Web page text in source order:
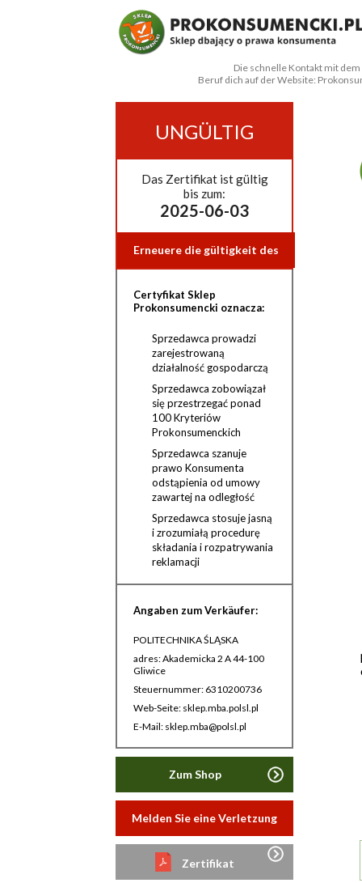
Die schnelle Kontakt mit
Beruf dich auf der Website:
UNGÜLTIG
Das Zertifikat ist gültig
bis zum:
2025-06-03
Erneuere die gültigkeit des
Certyfikat Sklep
Prokonsumencki oznacza:
Sprzedawca prowadzi
zarejestrowaną
działalność gospodarczą
Sprzedawca zobowiązał
się przestrzegać ponad
100 Kryteriów
Prokonsumenckich
Sprzedawca szanuje
prawo Konsumenta
odstąpienia od umowy
zawartej na odległość
Sprzedawca stosuje jasną
i zrozumiałą procedurę
składania i rozpatrywania
reklamacji
Angaben zum Verkäufer:
POLITECHNIKA ŚLĄSKA
adres: Akademicka 2 A 44-100
Gliwice
Steuernummer: 6310200736
Web-Seite: sklep.mba.polsl.pl
E-Mail: sklep.mba@polsl.pl
Zum Shop
Melden Sie eine Verletzung
Zertifikat